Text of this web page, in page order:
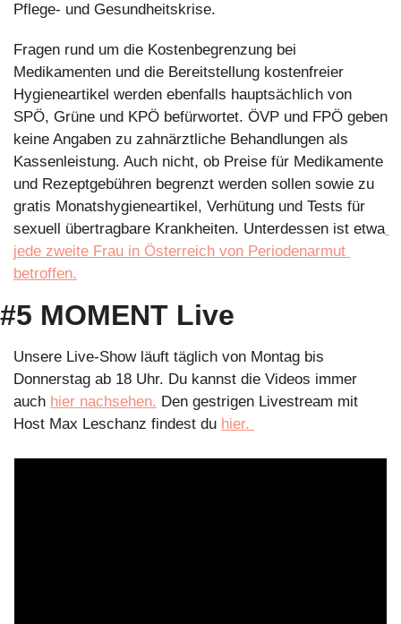
Pflege- und Gesundheitskrise.
Fragen rund um die Kostenbegrenzung bei
Medikamenten und die Bereitstellung kostenfreier
Hygieneartikel werden ebenfalls hauptsächlich von
SPÖ, Grüne und KPÖ befürwortet. ÖVP und FPÖ geben
keine Angaben zu zahnärztliche Behandlungen als
Kassenleistung. Auch nicht, ob Preise für Medikamente
und Rezeptgebühren begrenzt werden sollen sowie zu
gratis Monatshygieneartikel, Verhütung und Tests für
sexuell übertragbare Krankheiten. Unterdessen ist etwa
jede zweite Frau in Österreich von Periodenarmut
betroffen.
#5 MOMENT Live
Unsere Live-Show läuft täglich von Montag bis
Donnerstag ab 18 Uhr. Du kannst die Videos immer
auch hier nachsehen. Den gestrigen Livestream mit
Host Max Leschanz findest du hier.